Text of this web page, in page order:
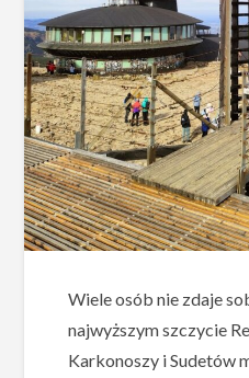
Wiele osób nie zdaje
najwyższym szczycie
Karkonoszy i Sudetów